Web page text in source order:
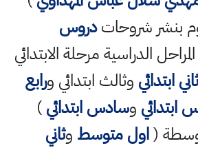
بنشر شروحاتدروس
الدراسية مرحلة الابتدائي
ثاني ابتدائي وثالث ابتدائي ورابع
ابتدائي وسادس ابتدائي)
(اول متوسط وثاني